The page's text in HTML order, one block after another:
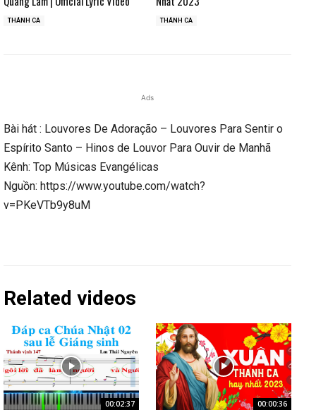
THÁNH CA THÁNH CA
Ads
Bài hát : Louvores De Adoração – Louvores Para Sentir o
Espírito Santo – Hinos de Louvor Para Ouvir de Manhã
Kênh: Top Músicas Evangélicas
Nguồn: https://www.youtube.com/watch?
v=PKeVTb9y8uM
Related videos
00:02:37 00:00:36